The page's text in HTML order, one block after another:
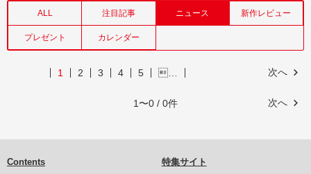
ALL 注目記事 ニュース 新作レビュー
プレゼント カレンダー
次へ
1 2 3 4 5 …
次へ
1〜0 / 0件
Contents
特集サイト